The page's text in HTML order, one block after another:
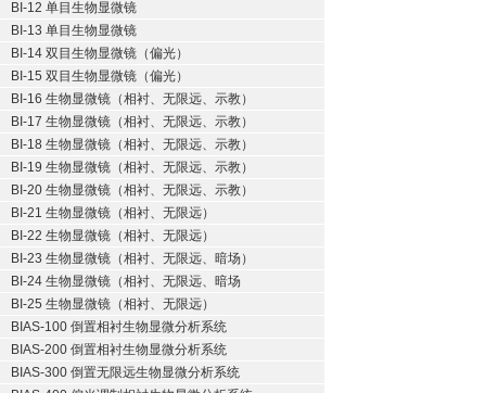
BI-12 单目生物显微镜
BI-13 单目生物显微镜
BI-14 双目生物显微镜（偏光）
BI-15 双目生物显微镜（偏光）
BI-16 生物显微镜（相衬、无限远、示教）
BI-17 生物显微镜（相衬、无限远、示教）
BI-18 生物显微镜（相衬、无限远、示教）
BI-19 生物显微镜（相衬、无限远、示教）
BI-20 生物显微镜（相衬、无限远、示教）
BI-21 生物显微镜（相衬、无限远）
BI-22 生物显微镜（相衬、无限远）
BI-23 生物显微镜（相衬、无限远、暗场）
BI-24 生物显微镜（相衬、无限远、暗场
BI-25 生物显微镜（相衬、无限远）
BIAS-100 倒置相衬生物显微分析系统
BIAS-200 倒置相衬生物显微分析系统
BIAS-300 倒置无限远生物显微分析系统